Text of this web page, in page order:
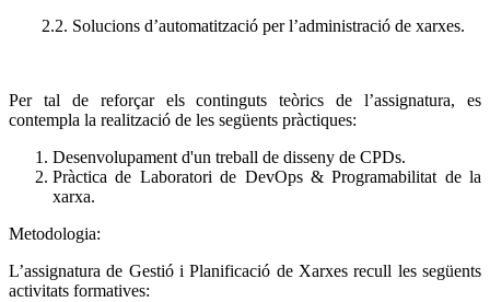
2.2. Solucions d’automatització per l’administració de xarxes.
Per tal de reforçar els continguts teòrics de l’assignatura, es
contempla la realització de les següents pràctiques:
Desenvolupament d'un treball de disseny de CPDs.
Pràctica de Laboratori de DevOps & Programabilitat de la
xarxa.
Metodologia:
L’assignatura de Gestió i Planificació de Xarxes recull les següents
activitats formatives: